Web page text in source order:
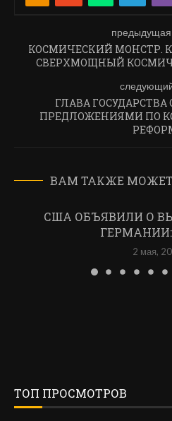
предыдущая
КОСМИЧЕСКИЙ МОНСТР.
СВЕРХМОЩНЫЙ
ГЛАВА
ПРЕДЛОЖЕНИЯМИ ПО
ВАМ ТАКЖЕ
США ОБЪЯВИЛИ О
ГЕРМАНИИ:
2 мая,
ТОП ПРОСМОТРОВ